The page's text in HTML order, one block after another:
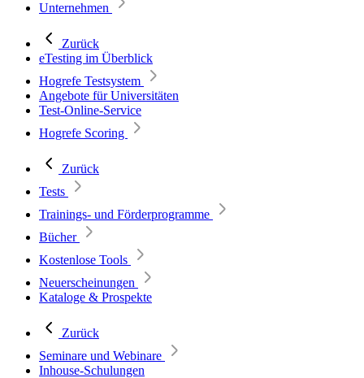
Unternehmen
Zurück
eTesting im Überblick
Hogrefe Testsystem
Angebote für Universitäten
Test-Online-Service
Hogrefe Scoring
Zurück
Tests
Trainings- und Förderprogramme
Bücher
Kostenlose Tools
Neuerscheinungen
Kataloge & Prospekte
Zurück
Seminare und Webinare
Inhouse-Schulungen